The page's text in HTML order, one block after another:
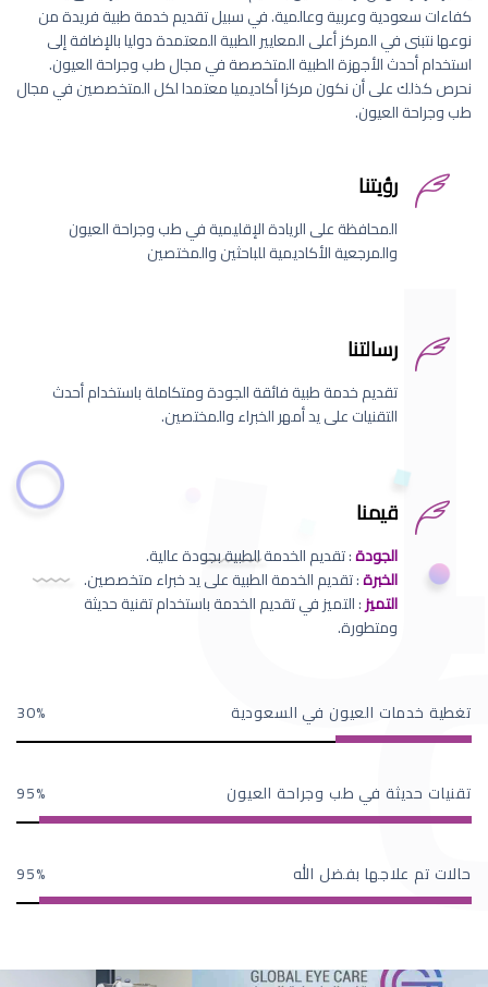
كفاءات سعودية وعربية وعالمية. في سبيل تقديم خدمة طبية فريدة من
نوعها نتبنى في المركز أعلى المعايير الطبية المعتمدة دوليا بالإضافة إلى
استخدام أحدث الأجهزة الطبية المتخصصة في مجال طب وجراحة العيون.
نحرص كذلك على أن نكون مركزا أكاديميا معتمدا لكل المتخصصين في مجال
طب وجراحة العيون.
رؤيتنا
المحافظة على الريادة الإقليمية في طب وجراحة العيون
والمرجعية الأكاديمية للباحثين والمختصين
رسالتنا
تقديم خدمة طبية فائقة الجودة ومتكاملة باستخدام أحدث
التقنيات على يد أمهر الخبراء والمختصين.
قيمنا
الجودة: تقديم الخدمة الطبية بجودة عالية.
الخبرة: تقديم الخدمة الطبية على يد خبراء متخصصين.
التميز: التميز في تقديم الخدمة باستخدام تقنية حديثة
ومتطورة.
تغطية خدمات العيون في السعودية 30
تقنيات حديثة في طب وجراحة العيون 95
حالات تم علاجها بفضل الله 95